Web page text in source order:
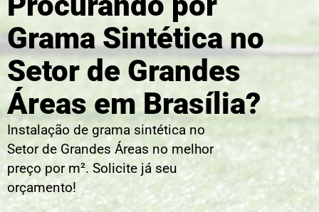
Grama Sintética no
Setor de Grandes
Áreas em Brasília?
Instalação de grama sintética no
Setor de Grandes Áreas no melhor
preço por m². Solicite já seu
orçamento!